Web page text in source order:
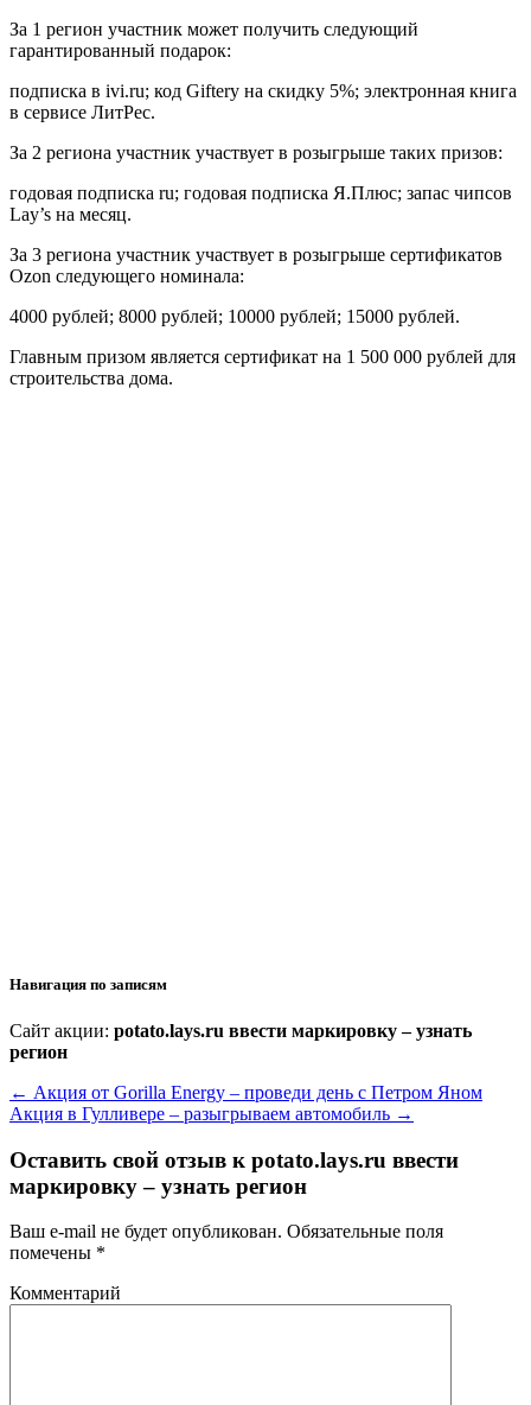
За 1 регион участник может получить следующий
гарантированный подарок:
подписка в ivi.ru; код Giftery на скидку 5%; электронная книга
в сервисе ЛитРес.
За 2 региона участник участвует в розыгрыше таких призов:
годовая подписка ru; годовая подписка Я.Плюс; запас чипсов
Lay’s на месяц.
За 3 региона участник участвует в розыгрыше сертификатов
Ozon следующего номинала:
4000 рублей; 8000 рублей; 10000 рублей; 15000 рублей.
Главным призом является сертификат на 1 500 000 рублей для
строительства дома.
Навигация по записям
Сайт акции: potato.lays.ru ввести маркировку – узнать
регион
← Акция от Gorilla Energy – проведи день с Петром Яном
Акция в Гулливере – разыгрываем автомобиль →
Оставить свой отзыв к potato.lays.ru ввести
маркировку – узнать регион
Ваш e-mail не будет опубликован. Обязательные поля
помечены *
Комментарий